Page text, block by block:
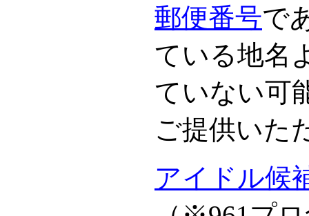
郵便番号で
ている地名
ていない可
ご提供いた
アイドル候